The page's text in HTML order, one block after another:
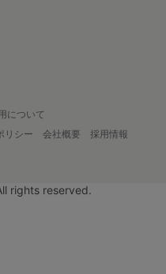
について
リシー 会社概要
採用情報
rights reserved.